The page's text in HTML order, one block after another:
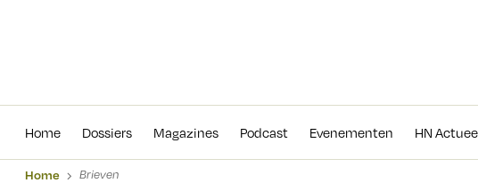
Home Dossiers Magazines Podcast Evenementen HN
Home Brieven